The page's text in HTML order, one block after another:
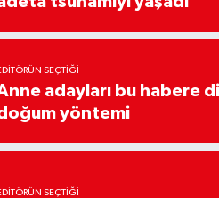
SEÇTIĞI
adayları bu habere
yöntemi
SEÇTIĞI